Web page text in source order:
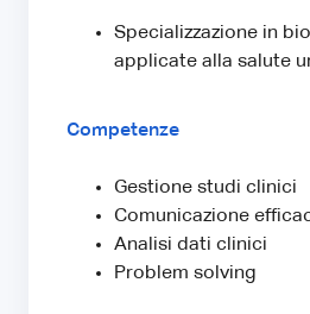
Specializzazione in
applicate alla salute
Competenze
Gestione studi clinici
Comunicazione
Analisi dati clinici
Problem solving